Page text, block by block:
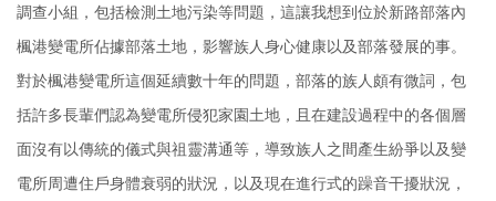
調查小組，包括檢測土地污染等問題，這讓我想到位於新路部落內
楓港變電所佔據部落土地，影響族人身心健康以及部落發展的事。
對於楓港變電所這個延續數十年的問題，部落的族人頗有微詞，包
括許多長輩們認為變電所侵犯家園土地，且在建設過程中的各個層
面沒有以傳統的儀式與祖靈溝通等，導致族人之間產生紛爭以及變
電所周遭住戶身體衰弱的狀況，以及現在進行式的躁音干擾狀況，